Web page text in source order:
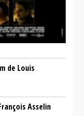
de Louis
Asselin